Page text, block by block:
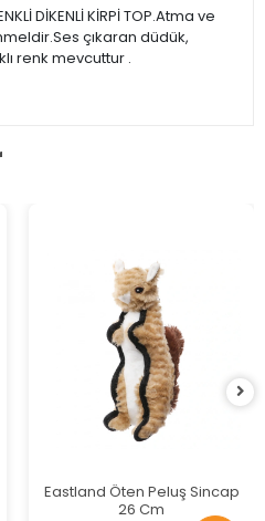
DİKENLİ KİRPİ TOP.Atma ve
çıkaran düdük,
renk mevcuttur .
Eastland Öten Peluş Sincap
26 Cm